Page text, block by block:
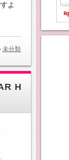
よ
未分類
H